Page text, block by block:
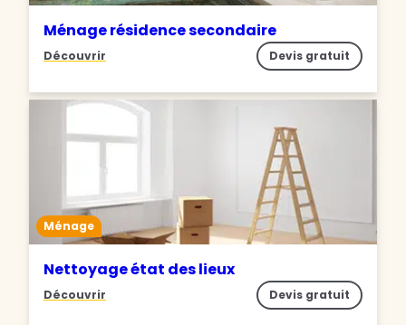
Ménage résidence secondaire
Découvrir Devis gratuit
Ménage
Nettoyage état des lieux
Découvrir Devis gratuit